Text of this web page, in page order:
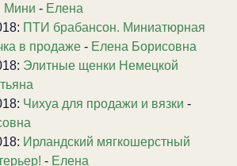
Мини - Елена
ПТИ брабансон. Миниатюрная
в продаже - Елена Борисовна
Элитные щенки Немецкой
Чихуа для продажи и вязки -
Ирландский мягкошерстный
- Елена